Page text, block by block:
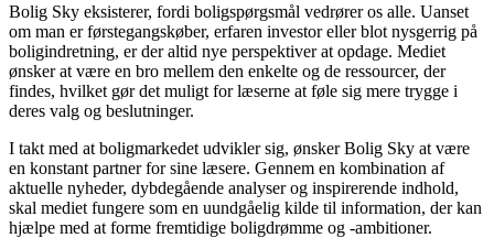
Bolig Sky eksisterer, fordi boligspørgsmål vedrører os alle. Uanset
om man er førstegangskøber, erfaren investor eller blot nysgerrig på
boligindretning, er der altid nye perspektiver at opdage. Mediet
ønsker at være en bro mellem den enkelte og de ressourcer, der
findes, hvilket gør det muligt for læserne at føle sig mere trygge i
deres valg og beslutninger.
I takt med at boligmarkedet udvikler sig, ønsker Bolig Sky at være
en konstant partner for sine læsere. Gennem en kombination af
aktuelle nyheder, dybdegående analyser og inspirerende indhold,
skal mediet fungere som en uundgåelig kilde til information, der kan
hjælpe med at forme fremtidige boligdrømme og -ambitioner.